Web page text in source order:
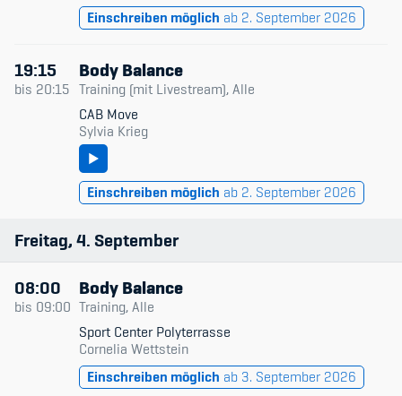
Einschreiben möglich ab 2. September 2026
19:15
bis 20:15
Body Balance
Training (mit Livestream), Alle
CAB Move
Sylvia Krieg
Einschreiben möglich ab 2. September 2026
Freitag 4 September
08:00
bis 09:00
Body Balance
Training, Alle
Sport Center Polyterrasse
Cornelia Wettstein
Einschreiben möglich ab 3. September 2026